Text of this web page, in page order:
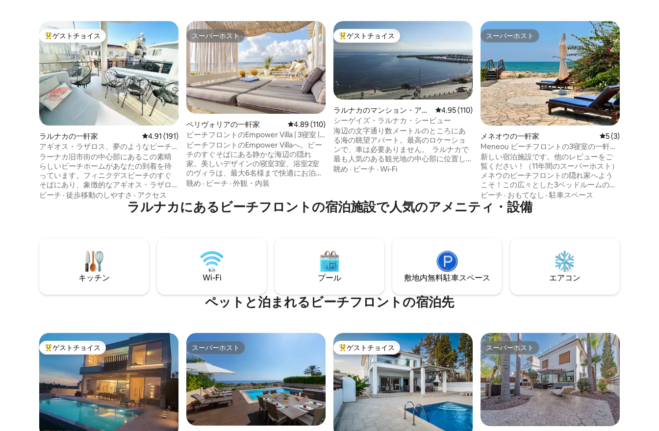
大好評のゲストチョイスです。
ゲストチョイス
ラルナカの一軒家 レビュー191件、5つ星中4.91つ星の平均評価
4.91 (191)
アギオス・ラザロス、夢のようなビーチ
の宿泊先
ラーナカ旧市街の中心部にあるこの素晴
らしいビーチホームがあなたの到着を待
っています。フィニクデスビーチのすぐ
そばにあり、象徴的なアギオス・ラザロ
ス教会を見下ろせる絶好のロケーション
です。広々とした日当たりの良いテラ
ス、プレミアムベッドを備えた美しく整
ートテレビ、エアコンが完備されてお
り、美しいラルナカと太陽の光が降り注
ぐキプロスで洗練された思い出に残る滞
在を楽しむのに理想的な環境です。
ビーチ · 徒歩移動のしやすさ · アクセス
スーパーホスト
スーパーホスト
ペリヴォリアの一軒家 レビュー110件、5つ星中4.89つ星の平均評価
4.89 (110)
ビーチフロントのEmpower Villa | 3寝室 | 6
人宿泊可能
ビーチフロントのEmpower Villaへ。ビー
チのすぐそばにある静かな海辺の隠れ
家。美しいデザインの寝室3室、浴室2室
のヴィラは、最大6名様まで快適にお泊ま
りいただけ、海辺でのんびり過ごすため
晴らしい海の景色、新鮮な海の空気、そ
して家族連れやカップル、お友達に最適
お願いいたします。
眺め · ビーチ · 外観・内装
大好評のゲストチョイスです。
ゲストチョイス
ラルナカのマンション・アパ
ート
レビュー110件、5つ星中4.95つ星の平均評価
4.95 (110)
シーゲイズ・ラルナカ・シービュー
海辺の文字通り数メートルのところにあ
る海の眺望アパート。最高のロケーショ
ンで、車は必要ありません。 ラルナカで
最も人気のある観光地の中心部に位置し
ています。この海辺のアパートからは、
がらリラックスして景色を楽しむことが
できます。 有名なフィニクデス・ストリ
眺め · ビーチ · Wi-Fi
スーパーホスト
スーパーホスト
メネオウの一軒家 レビュー3件、5
5 (3)
Meneou ビーチフロントの3寝室の一軒
家、ゲート付き敷地
新しい宿泊施設です。他のレビューをご
覧ください！（11年間のスーパーホスト）
メネウのビーチフロントの隠れ家へよう
こそ！この広々とした3ベッドルームのお
家は、ご家族や最大8名様のグループに最
適な環境です。警備のある門のある敷地
内にあり、広々としたプライベートパテ
れない日の出、海辺での穏やかなひと
時、そして真の海辺生活のための快適な
家を体験してください。
ビーチ · おもてなし ·駐車スペース
ラルナカにあるビーチフロントの宿泊施設で人気のアメニティ・設備
キッチン Wi-Fi プール 敷地内無料駐⁠車ス⁠ペ⁠ー⁠ス エアコン
ペットと泊まれるビーチフロントの宿泊先
大好評のゲストチョイスです。
ゲストチョイス スーパーホスト
スーパーホスト 大好評のゲストチョイスです。
ゲストチョイス スーパーホスト
スーパーホスト